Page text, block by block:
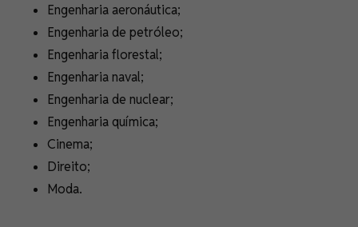
Engenharia aeronáutica;
Engenharia de petróleo;
Engenharia florestal;
Engenharia naval;
Engenharia de nuclear;
Engenharia química;
Cinema;
Direito;
Moda.